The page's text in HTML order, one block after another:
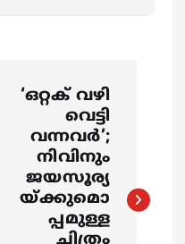
‘ഒറ്റക് വഴി
വെട്ടി
വന്നവർ’;
നിവിനും
ജയസൂര്യ
യ്ക്കുമൊ
പ്പമുള്ള